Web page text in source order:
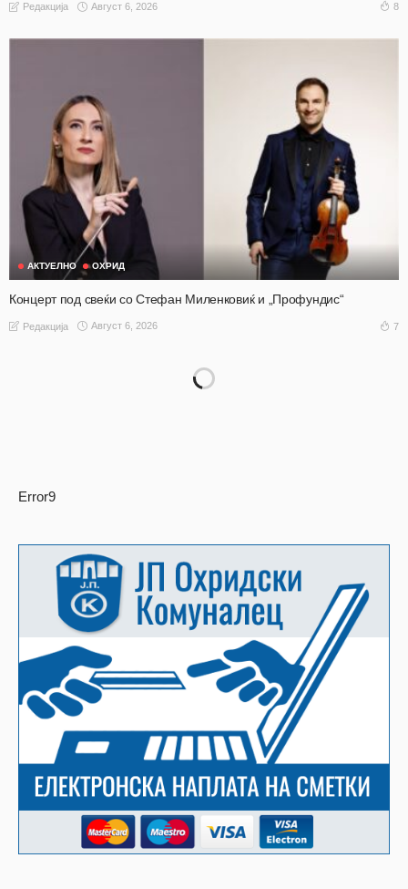
Редакција Август 6, 2026 8
АКТУЕЛНО ОХРИД
Концерт под свеќи со Стефан Миленковиќ и „Профундис“
Редакција Август 6, 2026 7
Error9